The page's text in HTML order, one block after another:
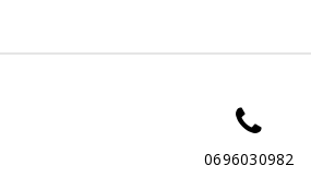
0696030982